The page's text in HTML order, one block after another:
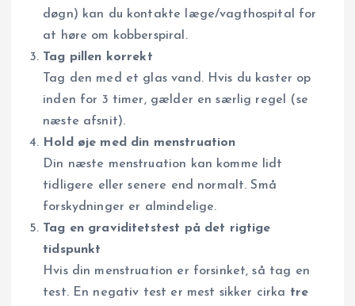
døgn) kan du kontakte læge/vagthospital for
at høre om kobberspiral.
Tag pillen korrekt
Tag den med et glas vand. Hvis du kaster op
inden for 3 timer, gælder en særlig regel (se
næste afsnit).
Hold øje med din menstruation
Din næste menstruation kan komme lidt
tidligere eller senere end normalt. Små
forskydninger er almindelige.
Tag en graviditetstest på det rigtige
tidspunkt
Hvis din menstruation er forsinket, så tag en
test. En negativ test er mest sikker cirka tre